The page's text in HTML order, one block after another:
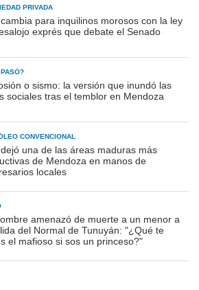
PRIVADA
para inquilinos morosos con la ley
exprés que debate el Senado
o sismo: la versión que inundó las
sociales tras el temblor en Mendoza
CONVENCIONAL
una de las áreas maduras más
de Mendoza en manos de
locales
amenazó de muerte a un menor a
del Normal de Tunuyán: "¿Qué te
el mafioso si sos un princeso?"